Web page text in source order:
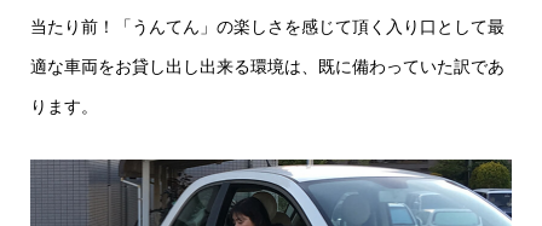
当たり前！「うんてん」の楽しさを感じて頂く入り口として最
適な車両をお貸し出し出来る環境は、既に備わっていた訳であ
ります。